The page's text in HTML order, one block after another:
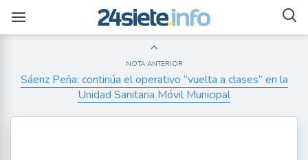
NOTA ANTERIOR
Sáenz Peña: continúa el operativo “vuelta a clases” en la
Unidad Sanitaria Móvil Municipal